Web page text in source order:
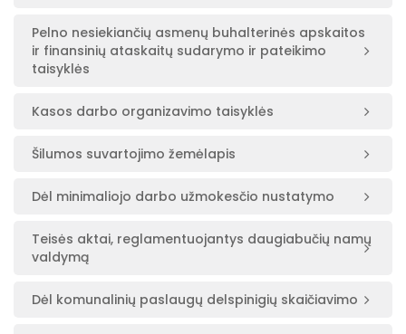
Pelno nesiekiančių asmenų buhalterinės apskaitos
ir finansinių ataskaitų sudarymo ir pateikimo
taisyklės
Kasos darbo organizavimo taisyklės
Šilumos suvartojimo žemėlapis
Dėl minimaliojo darbo užmokesčio nustatymo
Teisės aktai, reglamentuojantys daugiabučių namų
valdymą
Dėl komunalinių paslaugų delspinigių skaičiavimo